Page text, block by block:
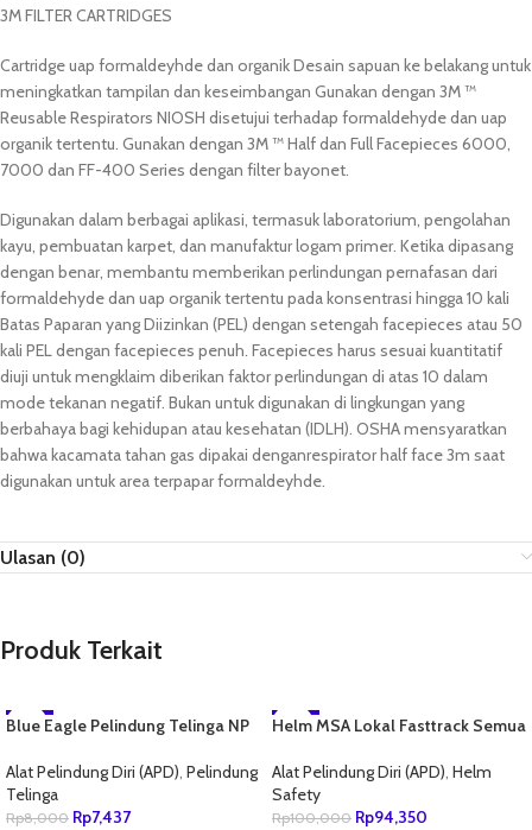
3M FILTER CARTRIDGES
Cartridge uap formaldeyhde dan organik Desain sapuan ke belakang untuk
meningkatkan tampilan dan keseimbangan Gunakan dengan 3M ™
Reusable Respirators NIOSH disetujui terhadap formaldehyde dan uap
organik tertentu. Gunakan dengan 3M ™ Half dan Full Facepieces 6000,
7000 dan FF-400 Series dengan filter bayonet.
Digunakan dalam berbagai aplikasi, termasuk laboratorium, pengolahan
kayu, pembuatan karpet, dan manufaktur logam primer. Ketika dipasang
dengan benar, membantu memberikan perlindungan pernafasan dari
formaldehyde dan uap organik tertentu pada konsentrasi hingga 10 kali
Batas Paparan yang Diizinkan (PEL) dengan setengah facepieces atau 50
kali PEL dengan facepieces penuh. Facepieces harus sesuai kuantitatif
diuji untuk mengklaim diberikan faktor perlindungan di atas 10 dalam
mode tekanan negatif. Bukan untuk digunakan di lingkungan yang
berbahaya bagi kehidupan atau kesehatan (IDLH). OSHA mensyaratkan
bahwa kacamata tahan gas dipakai denganrespirator half face 3m saat
digunakan untuk area terpapar formaldeyhde.
Ulasan (0)
Produk Terkait
-7%
Blue Eagle Pelindung Telinga NP
Alat Pelindung Diri (APD), Pelindung
Telinga
Rp8,000 Rp7,437
-6%
Helm MSA Lokal Fasttrack Semua
Alat Pelindung Diri (APD), Helm
Safety
Rp100,000 Rp94,350